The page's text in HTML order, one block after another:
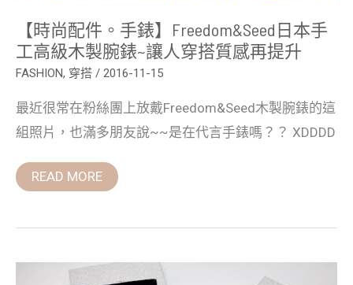
【時尚配件。手錶】Freedom&Seed日本手
工高級木製腕錶~讓人穿搭質感再提升
FASHION, 穿搭 / 2016-11-15
最近很常在粉絲團上放戴Freedom&Seed木製腕錶的這
組照片，也滿多朋友說~~是在代言手錶嗎？？ XDDDD
~
讓
人
穿
質
感
再
提
READ MORE
【飾